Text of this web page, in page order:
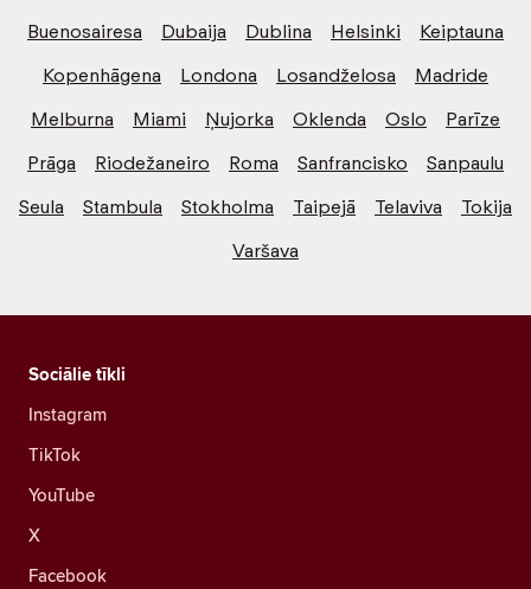
Buenosairesa
Dubaija Dublina Helsinki
Keiptauna
Kopenhāgena
Londona Losandželosa
Madride
Melburna
Miami Ņujorka Oklenda Oslo
Parīze
Prāga
Riodežaneiro Roma Sanfrancisko
Sanpaulu
Seula
Stambula Stokholma Taipejā Telaviva
Tokija
Varšava
Sociālie tīkli
Instagram
TikTok
YouTube
X
Facebook